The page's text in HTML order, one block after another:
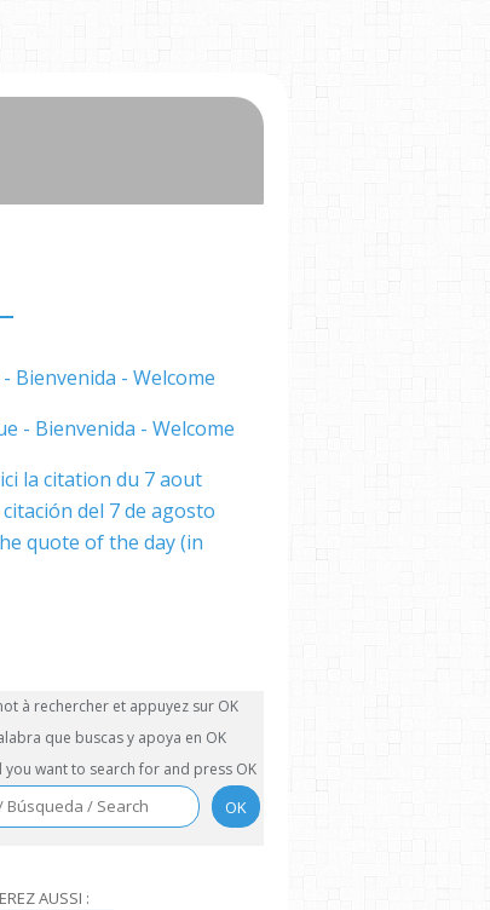
AUSSI :
Bienvenida - Welcome
la citation du 7 aout
del 7 de agosto
quote of the day (in
à rechercher et appuyez sur OK
que buscas y apoya en OK
you want to search for and press OK